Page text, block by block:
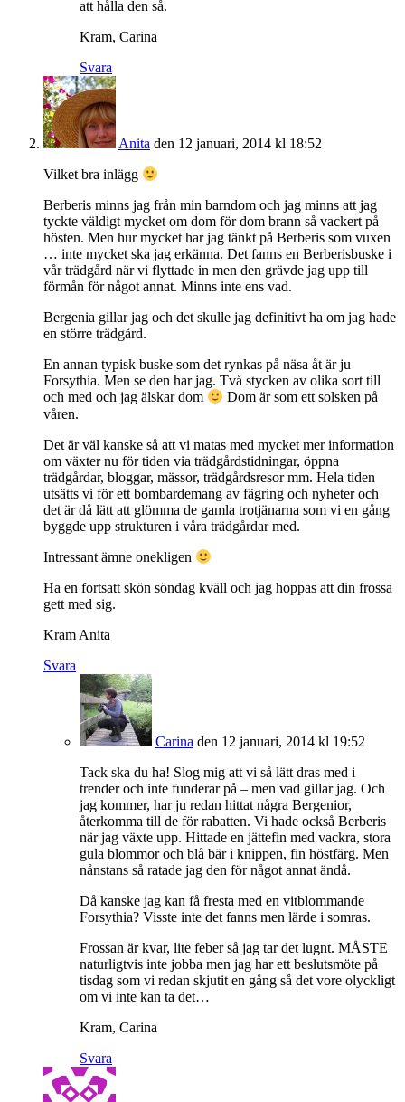
att hålla den så.
Kram, Carina
Svara
Anita den 12 januari, 2014 kl 18:52
Vilket bra inlägg
Berberis minns jag från min barndom och jag minns att jag
tyckte väldigt mycket om dom för dom brann så vackert på
hösten. Men hur mycket har jag tänkt på Berberis som vuxen
… inte mycket ska jag erkänna. Det fanns en Berberisbuske i
vår trädgård när vi flyttade in men den grävde jag upp till
förmån för något annat. Minns inte ens vad.
Bergenia gillar jag och det skulle jag definitivt ha om jag hade
en större trädgård.
En annan typisk buske som det rynkas på näsa åt är ju
Forsythia. Men se den har jag. Två stycken av olika sort till
och med och jag älskar dom
Dom är som ett solsken på
våren.
Det är väl kanske så att vi matas med mycket mer information
om växter nu för tiden via trädgårdstidningar, öppna
trädgårdar, bloggar, mässor, trädgårdsresor mm. Hela tiden
utsätts vi för ett bombardemang av fägring och nyheter och
det är då lätt att glömma de gamla trotjänarna som vi en gång
byggde upp strukturen i våra trädgårdar med.
Intressant ämne onekligen
Ha en fortsatt skön söndag kväll och jag hoppas att din frossa
gett med sig.
Kram Anita
Svara
Carina den 12 januari, 2014 kl 19:52
Tack ska du ha! Slog mig att vi så lätt dras med i
trender och inte funderar på – men vad gillar jag. Och
jag kommer, har ju redan hittat några Bergenior,
återkomma till de för rabatten. Vi hade också Berberis
när jag växte upp. Hittade en jättefin med vackra, stora
gula blommor och blå bär i knippen, fin höstfärg. Men
nånstans så ratade jag den för något annat ändå.
Då kanske jag kan få fresta med en vitblommande
Forsythia? Visste inte det fanns men lärde i somras.
Frossan är kvar, lite feber så jag tar det lugnt. MÅSTE
naturligtvis inte jobba men jag har ett beslutsmöte på
tisdag som vi redan skjutit en gång så det vore olyckligt
om vi inte kan ta det…
Kram, Carina
Svara